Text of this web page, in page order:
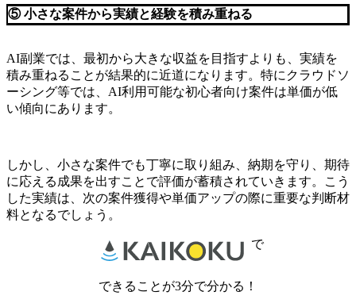
⑤ 小さな案件から実績と経験を積み重ねる
AI副業では、最初から大きな収益を目指すよりも、実績を
積み重ねることが結果的に近道になります。特にクラウドソ
ーシング等では、AI利用可能な初心者向け案件は単価が低
い傾向にあります。
しかし、小さな案件でも丁寧に取り組み、納期を守り、期待
に応える成果を出すことで評価が蓄積されていきます。こう
した実績は、次の案件獲得や単価アップの際に重要な判断材
料となるでしょう。
で
できることが3分で分かる！